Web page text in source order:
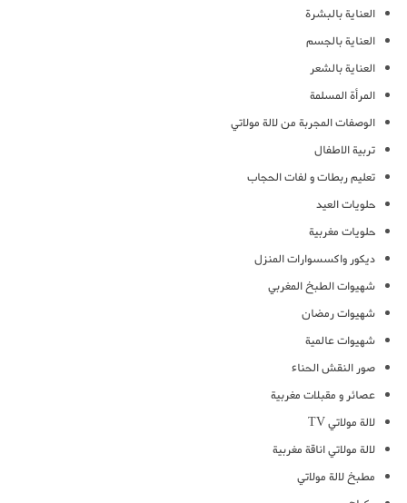
العناية بالبشرة
العناية بالجسم
العناية بالشعر
المرأة المسلمة
الوصفات المجربة من لالة مولاتي
تربية الاطفال
تعليم ربطات و لفات الحجاب
حلويات العيد
حلويات مغربية
ديكور واكسسوارات المنزل
شهيوات الطبخ المغربي
شهيوات رمضان
شهيوات عالمية
صور النقش الحناء
عصائر و مقبلات مغربية
لالة مولاتي TV
لالة مولاتي اناقة مغربية
مطبخ لالة مولاتي